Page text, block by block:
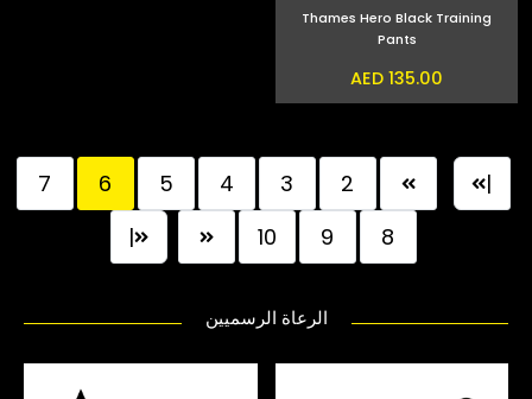
Thames Hero Black Training
Pants
AED 135.00
|
2
3
4
5
6
7
8
9
10
|
الرعاة الرسميين